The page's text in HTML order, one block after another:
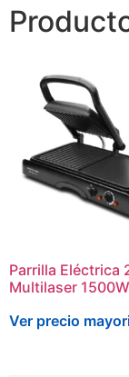
Parrilla Eléctrica
Multilaser 1500W
Ver precio